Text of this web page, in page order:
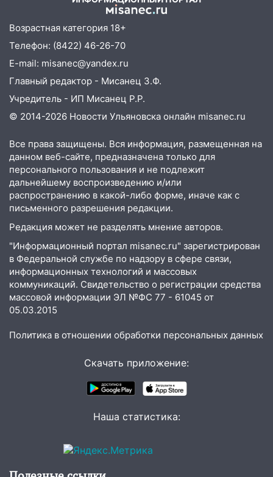
знакомого 191 тысячу рублей
13:14 Ураган оторвал светофор на
проспекте Филатова в Ульяновске
13:12 Дерево пробило крышу дома на
Новгородской в Ульяновске и рухнуло
на электрощит
13:10 В Заволжском районе дерево
13:08 Ураган ударил по Ульяновску:
сорванные крыши, поваленные деревья,
затопленные улицы и остановившиеся
трамваи
после ливня город снова уходит под
воду
12:12 Прокуратура взяла на контроль
ДТП с шестилетним ребёнком на улице
Федерации
12:01
шестилетнего ребёнка на улице
В Ульяновске ищут 37-летнего
мужчину, пропавшего ещё 19 июля
хаски: куда сходить в Ульяновской
Директора ульяновской
Возрастная категория 18+
Телефон: (8422) 46-26-70
E-mail: misanec@yandex.ru
Главный редактор - Мисанец З.Ф.
Учредитель - ИП Мисанец Р.Р.
© 2014-2026 Новости Ульяновска онлайн misanec.ru
Все права защищены. Вся информация, размещенная на
данном веб-сайте, предназначена только для
персонального пользования и не подлежит
дальнейшему воспроизведению и/или
распространению в какой-либо форме, иначе как с
письменного разрешения редакции.
Редакция может не разделять мнение авторов.
"Информационный портал misanec.ru" зарегистрирован
в Федеральной службе по надзору в сфере связи,
информационных технологий и массовых
коммуникаций. Свидетельство о регистрации средства
массовой информации ЭЛ №ФС 77 - 61045 от
05.03.2015
Политика в отношении обработки персональных данных
Скачать приложение:
Наша статистика: